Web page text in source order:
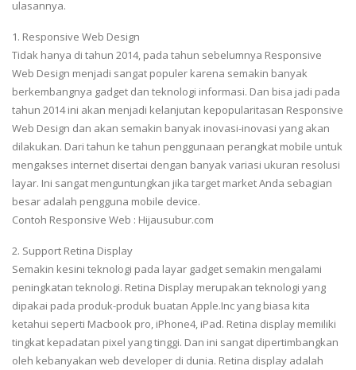
ulasannya.
1. Responsive Web Design
Tidak hanya di tahun 2014, pada tahun sebelumnya Responsive
Web Design menjadi sangat populer karena semakin banyak
berkembangnya gadget dan teknologi informasi. Dan bisa jadi pada
tahun 2014 ini akan menjadi kelanjutan kepopularitasan Responsive
Web Design dan akan semakin banyak inovasi-inovasi yang akan
dilakukan. Dari tahun ke tahun penggunaan perangkat mobile untuk
mengakses internet disertai dengan banyak variasi ukuran resolusi
layar. Ini sangat menguntungkan jika target market Anda sebagian
besar adalah pengguna mobile device.
Contoh Responsive Web : Hijausubur.com
2. Support Retina Display
Semakin kesini teknologi pada layar gadget semakin mengalami
peningkatan teknologi. Retina Display merupakan teknologi yang
dipakai pada produk-produk buatan Apple.Inc yang biasa kita
ketahui seperti Macbook pro, iPhone4, iPad. Retina display memiliki
tingkat kepadatan pixel yang tinggi. Dan ini sangat dipertimbangkan
oleh kebanyakan web developer di dunia. Retina display adalah